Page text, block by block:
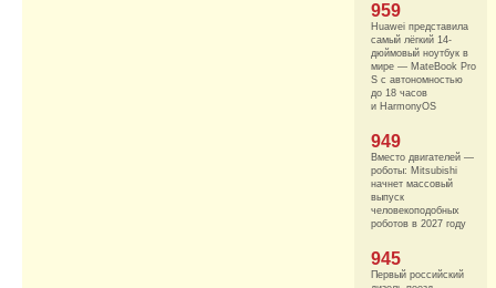
959
Huawei представила
самый лёгкий 14-
дюймовый ноутбук в
мире — MateBook Pro
S с автономностью
до 18 часов
и HarmonyOS
949
Вместо двигателей —
роботы: Mitsubishi
начнет массовый
выпуск
человекоподобных
роботов в 2027 году
945
Первый российский